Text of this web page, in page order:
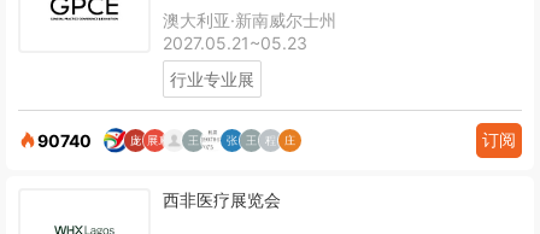
澳大利亚·新南威尔士州
2027.05.21~05.23
行业专业展
90740 订阅
西非医疗展览会